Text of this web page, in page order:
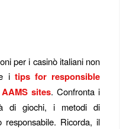
per i casinò italiani non
i tips for responsible
sites. Confronta i
di giochi, i metodi di
Ricorda, il